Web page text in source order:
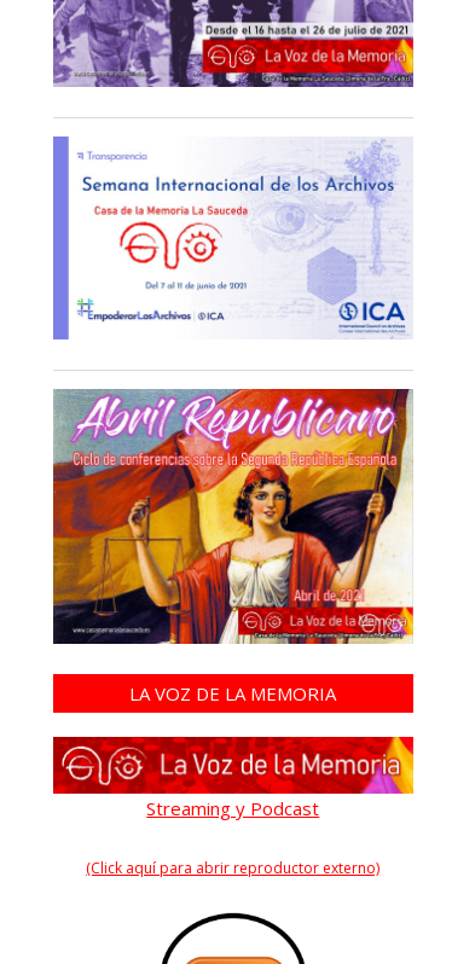
LA VOZ DE LA MEMORIA
Streaming y Podcast
(Click aquí para abrir reproductor externo)